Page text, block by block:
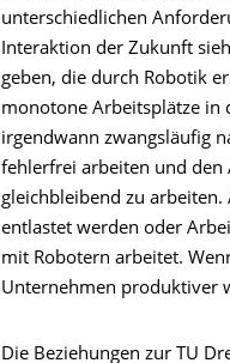
unterschiedlichen
Interaktion der Zukunft
geben, die durch Robotik
monotone Arbeitsplätze in
irgendwann zwangsläufig
fehlerfrei arbeiten und den
gleichbleibend zu
entlastet werden oder
mit Robotern arbeitet.
Unternehmen produktiver
Die Beziehungen zur TU